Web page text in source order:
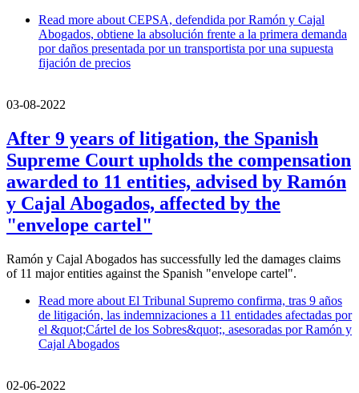
Read more about CEPSA, defendida por Ramón y Cajal
Abogados, obtiene la absolución frente a la primera demanda
por daños presentada por un transportista por una supuesta
fijación de precios
03-08-2022
After 9 years of litigation, the Spanish
Supreme Court upholds the compensation
awarded to 11 entities, advised by Ramón
y Cajal Abogados, affected by the
"envelope cartel"
Ramón y Cajal Abogados has successfully led the damages claims
of 11 major entities against the Spanish "envelope cartel".
Read more about El Tribunal Supremo confirma, tras 9 años
de litigación, las indemnizaciones a 11 entidades afectadas por
el &quot;Cártel de los Sobres&quot;, asesoradas por Ramón y
Cajal Abogados
02-06-2022